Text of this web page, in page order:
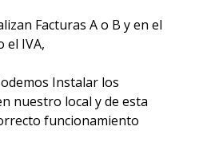
Facturas A o B y en el
el IVA,
Instalar los
nuestro local y de esta
funcionamiento